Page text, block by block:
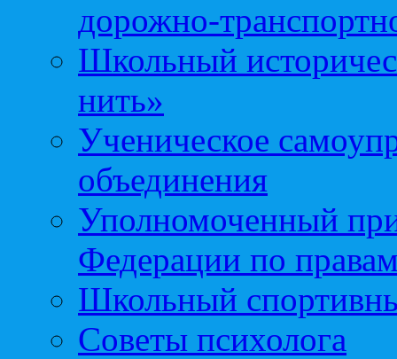
дорожно-
Школьный
нить»
Ученическое
объединения
Уполномоченный
Федерации по
Школьный
Советы психолога